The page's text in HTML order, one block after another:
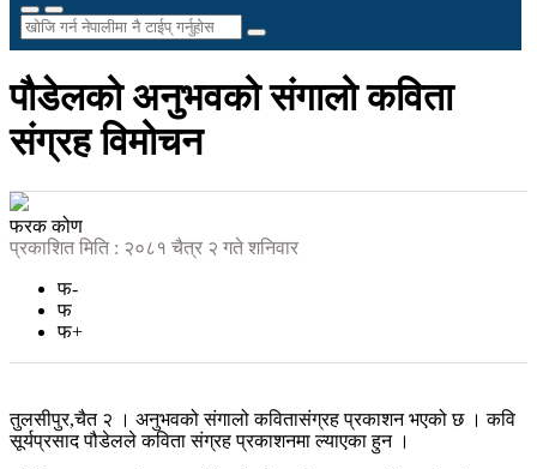
पौडेलको अनुभवको संगालो कविता
संग्रह विमोचन
फरक कोण
प्रकाशित मिति : २०८१ चैत्र २ गते शनिवार
फ-
फ
फ+
तुलसीपुर,चैत २ । अनुभवको संगालो कवितासंग्रह प्रकाशन भएको छ । कवि
सूर्यप्रसाद पौडेलले कविता संग्रह प्रकाशनमा ल्याएका हुन ।